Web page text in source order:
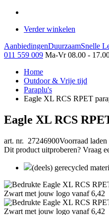
Verder winkelen
AanbiedingenDuurzaamSnelle
011 559 009 Ma-Vr 08.00 -
Home
Outdoor & Vrije tijd
Paraplu's
Eagle XL RCS RPET
Eagle XL RCS
art. nr. 27246900Voorraad laden
Dit product uitproberen? Vraag
(deels) gerecycled